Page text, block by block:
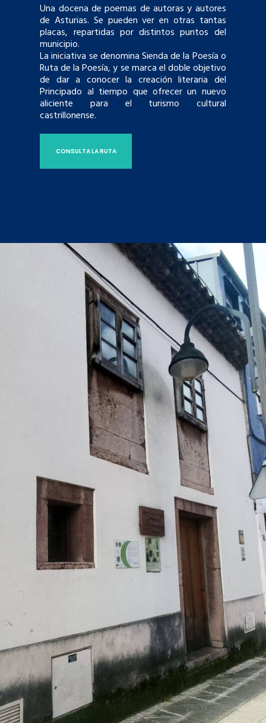
Una docena de poemas de autoras y autores
de Asturias. Se pueden ver en otras tantas
placas, repartidas por distintos puntos del
municipio.
La iniciativa se denomina Sienda de la Poesía o
Ruta de la Poesía, y se marca el doble objetivo
de dar a conocer la creación literaria del
Principado al tiempo que ofrecer un nuevo
aliciente para el turismo cultural
castrillonense.
CONSULTA LA RUTA